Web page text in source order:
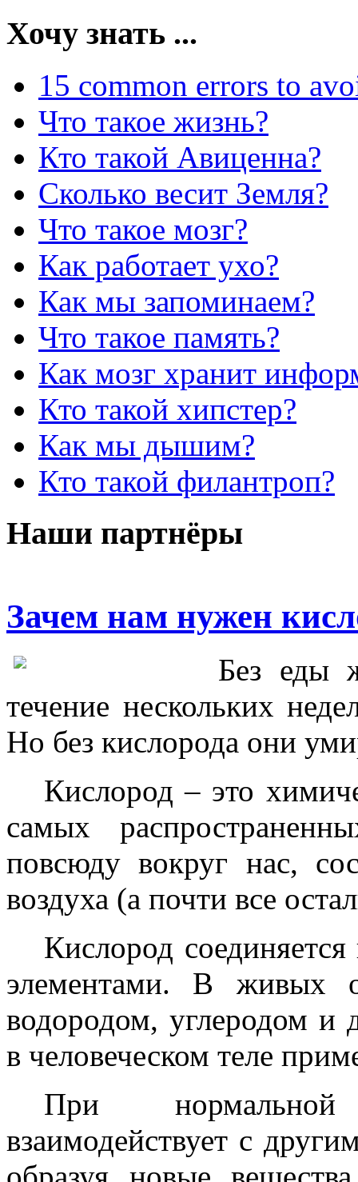
Хочу знать ...
15 common errors to
Что такое жизнь?
Кто такой Авиценна?
Сколько весит Земля?
Что такое мозг?
Как работает ухо?
Как мы запоминаем?
Что такое память?
Как мозг хранит
Кто такой хипстер?
Как мы дышим?
Кто такой филантроп?
Наши партнёры
Зачем нам нужен
Без еды
течение нескольких
Но без кислорода они
Кислород – это
самых
повсюду вокруг нас,
воздуха (а почти все
Кислород
элементами. В живых
водородом, углеродом и
в человеческом теле
При нормальной
взаимодействует с